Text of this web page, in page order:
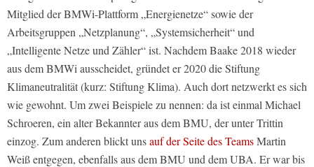
Mitglied der BMWi-Plattform „Energienetze“ sowie der
Arbeitsgruppen „Netzplanung“, „Systemsicherheit“ und
„Intelligente Netze und Zähler“ ist. Nachdem Baake 2018 wieder
aus dem BMWi ausscheidet, gründet er 2020 die Stiftung
Klimaneutralität (kurz: Stiftung Klima). Auch dort netzwerkt es sich
wie gewohnt. Um zwei Beispiele zu nennen: da ist einmal Michael
Schroeren, ein alter Bekannter aus dem BMU, der unter Trittin
einzog. Zum anderen blickt unsauf der Seite des TeamsMartin
Weiß entgegen, ebenfalls aus dem BMU und dem UBA. Er war bis